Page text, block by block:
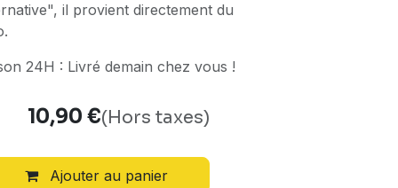
il provient directement du
24H : Livré demain chez vous !
Ajouter au panier
10,90 €(Hors taxes)